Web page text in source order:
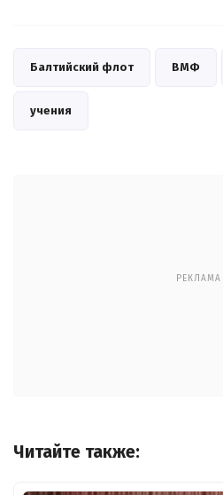
Балтийский флот ВМФ
учения
РЕКЛАМА
Читайте также: